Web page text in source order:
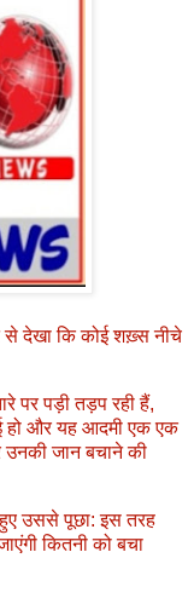
देखा कि कोई शख़्स नीचे
पर पड़ी तड़प रही हैं,
हो और यह आदमी एक एक
जान बचाने की
उससे पूछा: इस तरह
कितनी को बचा